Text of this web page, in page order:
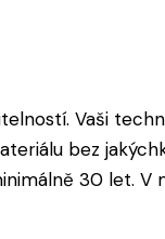
Vaši
bez
30 let.